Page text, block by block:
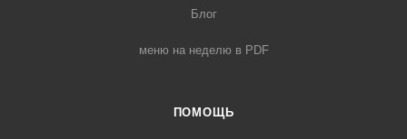
Блог
меню на неделю в PDF
ПОМОЩЬ